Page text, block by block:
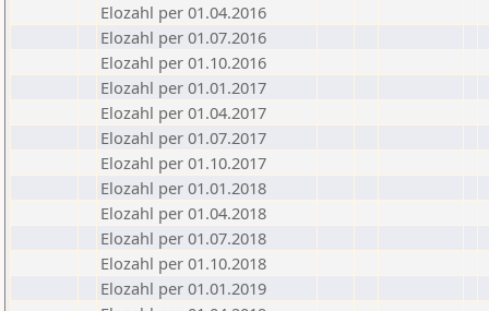
Elozahl per 01.04.2016
Elozahl per 01.07.2016
Elozahl per 01.10.2016
Elozahl per 01.01.2017
Elozahl per 01.04.2017
Elozahl per 01.07.2017
Elozahl per 01.10.2017
Elozahl per 01.01.2018
Elozahl per 01.04.2018
Elozahl per 01.07.2018
Elozahl per 01.10.2018
Elozahl per 01.01.2019